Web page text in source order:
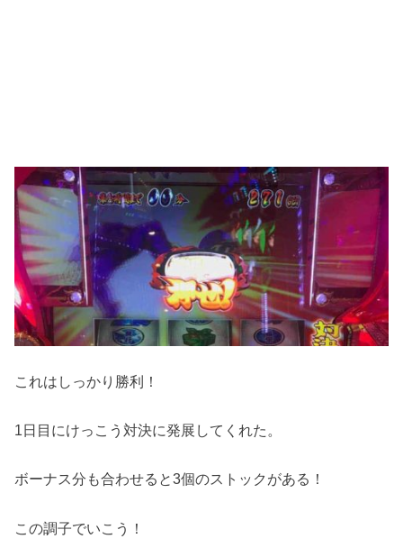
これはしっかり勝利！
1日目にけっこう対決に発展してくれた。
ボーナス分も合わせると3個のストックがある！
この調子でいこう！